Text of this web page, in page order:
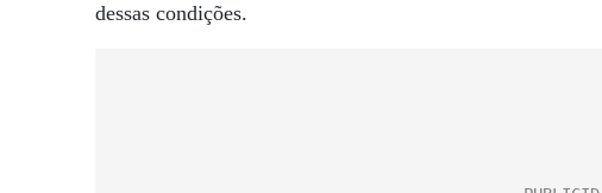
dessas condições.